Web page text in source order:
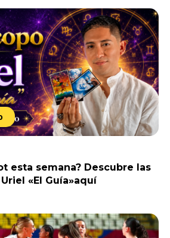
esta semana? Descubre las
«El Guía»aquí